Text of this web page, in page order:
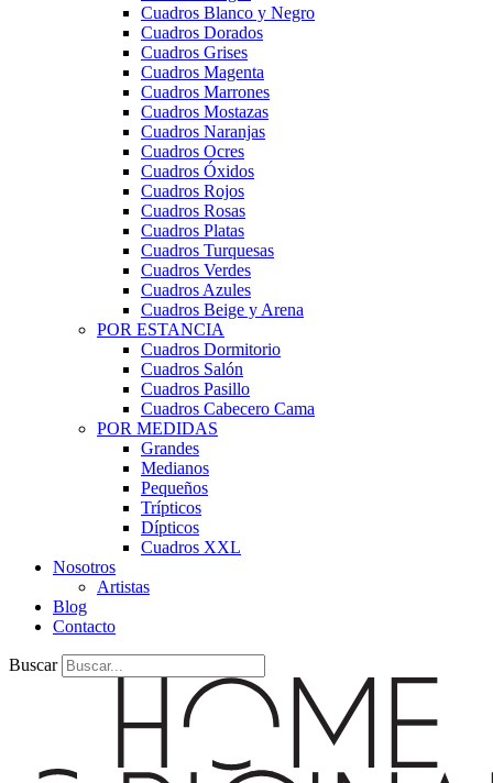
Cuadros Blanco y Negro
Cuadros Dorados
Cuadros Grises
Cuadros Magenta
Cuadros Marrones
Cuadros Mostazas
Cuadros Naranjas
Cuadros Ocres
Cuadros Óxidos
Cuadros Rojos
Cuadros Rosas
Cuadros Platas
Cuadros Turquesas
Cuadros Verdes
Cuadros Azules
Cuadros Beige y Arena
POR ESTANCIA
Cuadros Dormitorio
Cuadros Salón
Cuadros Pasillo
Cuadros Cabecero Cama
POR MEDIDAS
Grandes
Medianos
Pequeños
Trípticos
Dípticos
Cuadros XXL
Nosotros
Artistas
Blog
Contacto
Buscar